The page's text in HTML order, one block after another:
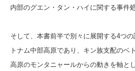
内部のグエン・タン・ハイに関する事件
そして、本書前半で別々に展開する4つ
トナム中部高原であり、キン族支配のベ
高原のモンタニャールからの動きを軸と